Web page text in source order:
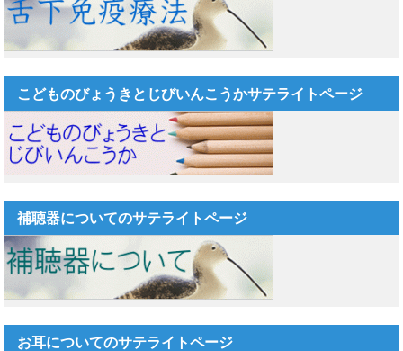
こどものびょうきとじびいんこうかサテライトページ
補聴器についてのサテライトページ
お耳についてのサテライトページ